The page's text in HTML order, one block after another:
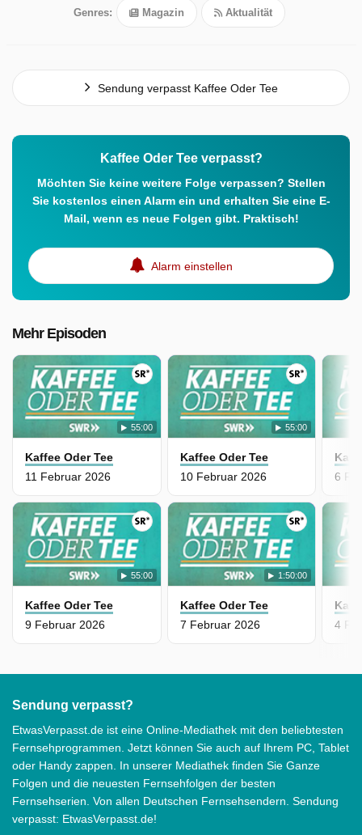
Genres: Magazin Aktualität
Sendung verpasst Kaffee Oder Tee
Kaffee Oder Tee verpasst?
Möchten Sie keine weitere Folge verpassen? Stellen
Sie kostenlos einen Alarm ein und erhalten Sie eine E-
Mail, wenn es neue Folgen gibt. Praktisch!
Alarm einstellen
Mehr Episoden
55:00
Kaffee Oder Tee
11 Februar 2026
55:00
Kaffee Oder Tee
10 Februar 2026
55:00
Kaffee Oder Tee
9 Februar 2026
1:50:00
Kaffee Oder Tee
7 Februar 2026
6
4
Sendung verpasst?
EtwasVerpasst.de ist eine Online-Mediathek mit den beliebtesten
Fernsehprogrammen. Jetzt können Sie auch auf Ihrem PC, Tablet
oder Handy zappen. In unserer Mediathek finden Sie Ganze
Folgen und die neuesten Fernsehfolgen der besten
Fernsehserien. Von allen Deutschen Fernsehsendern. Sendung
verpasst: EtwasVerpasst.de!